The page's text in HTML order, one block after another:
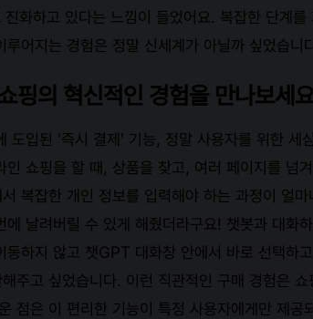
화하고 있다는 느낌이 들었어요. 복잡한 단계
루어지는 경험은 정말 신세계가 아닐까 싶었습니
핑의 혁신적인 경험을 만나보세
도입된 '즉시 결제' 기능, 정말 사용자를 위한 세
인 쇼핑을 할 때, 상품을 찾고, 여러 페이지를 넘
서 복잡한 개인 정보를 입력해야 하는 과정이 얼
에 날려버릴 수 있게 해줬더라구요! 챗봇과 대화
동하지 않고 챗GPT 대화창 안에서 바로 선택하
주고 싶었습니다. 이런 직관적인 구매 경험은
점은 이 편리한 기능이 특정 사용자에게만 제공